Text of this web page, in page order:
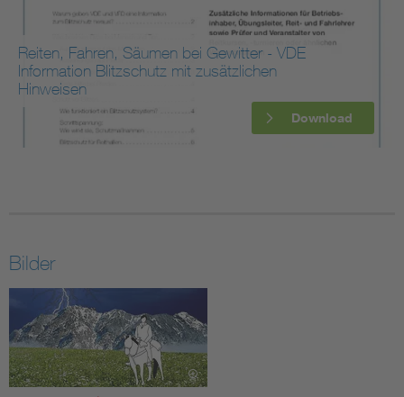
Reiten, Fahren, Säumen bei Gewitter - VDE
Information Blitzschutz mit zusätzlichen
Hinweisen
Download
Bilder